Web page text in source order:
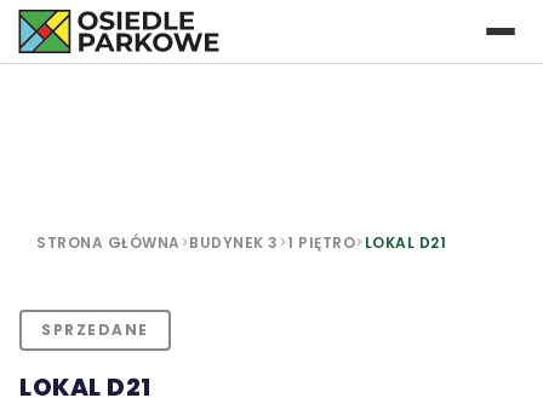
STRONA GŁÓWNA>BUDYNEK 3>1 PIĘTRO> LOKAL D21
SPRZEDANE
LOKAL D21